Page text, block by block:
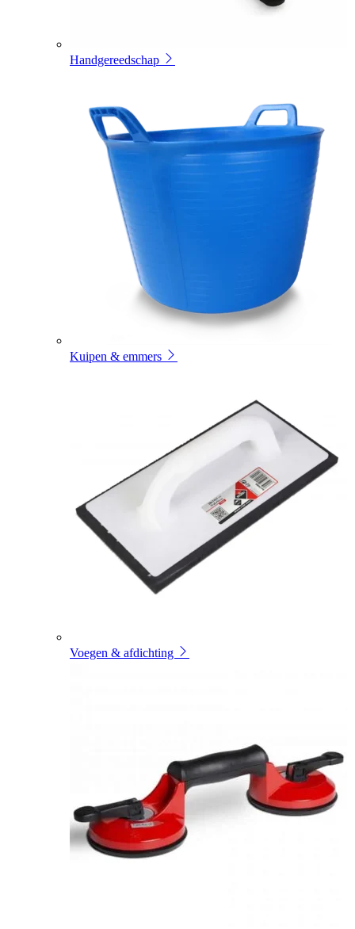
Handgereedschap
Kuipen & emmers
Voegen & afdichting